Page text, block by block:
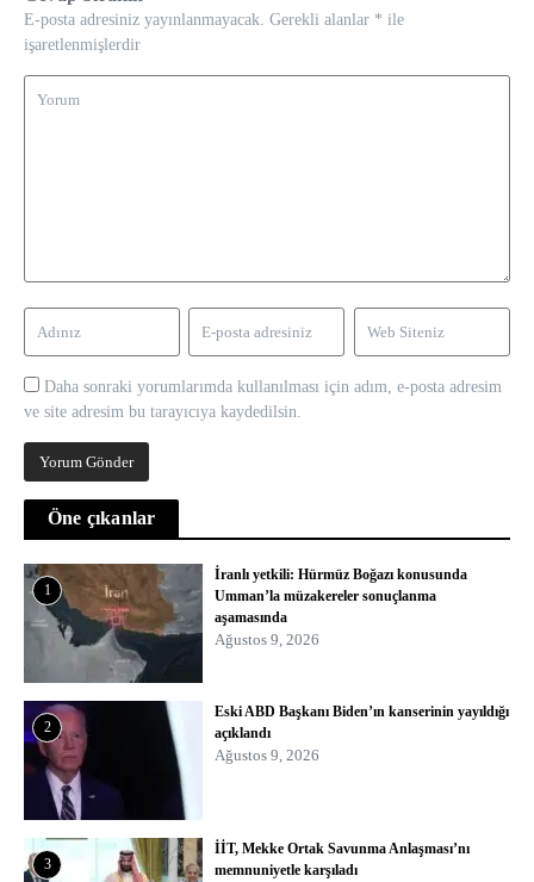
E-posta adresiniz yayınlanmayacak. Gerekli alanlar * ile
işaretlenmişlerdir
Daha sonraki yorumlarımda kullanılması için adım, e-posta adresim
ve site adresim bu tarayıcıya kaydedilsin.
Öne çıkanlar
1
İranlı yetkili: Hürmüz Boğazı konusunda
Umman’la müzakereler sonuçlanma
aşamasında
Ağustos 9, 2026
2
Eski ABD Başkanı Biden’ın kanserinin yayıldığı
açıklandı
Ağustos 9, 2026
3
İİT, Mekke Ortak Savunma Anlaşması’nı
memnuniyetle karşıladı